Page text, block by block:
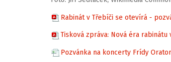
Rabinát v Třebíči se otevírá -
Tisková zpráva: Nová éra
Pozvánka na koncerty Frídy Orator